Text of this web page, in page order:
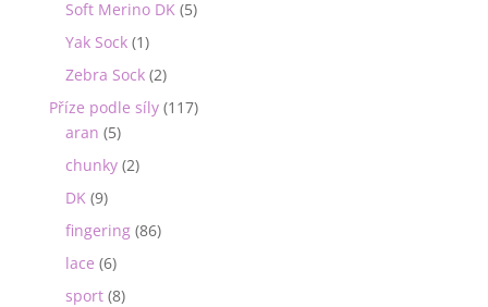
Soft Merino DK (5)
Yak Sock (1)
Zebra Sock (2)
Příze podle síly (117)
aran (5)
chunky (2)
DK (9)
fingering (86)
lace (6)
sport (8)